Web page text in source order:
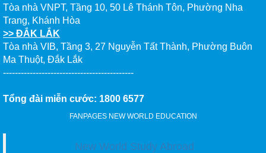
Tòa nhà VNPT, Tầng 10, 50 Lê Thánh Tôn, Phường Nha
Trang, Khánh Hòa
>> ĐẮK LẮK
Tòa nhà VIB, Tầng 3, 27 Nguyễn Tất Thành, Phường Buôn
Ma Thuột, Đắk Lắk
--------------------------------------------
Tổng đài miễn cước: 1800 6577
FANPAGES NEW WORLD EDUCATION
New World Study Abroad